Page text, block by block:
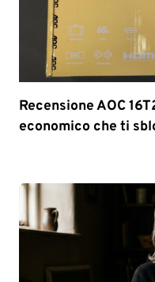
Recensione AOC
economico che ti